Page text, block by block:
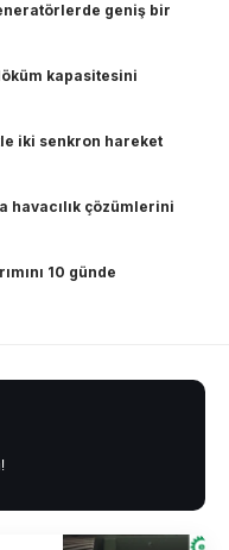
geniş bir
kapasitesini
iki senkron hareket
havacılık çözümlerini
10 günde